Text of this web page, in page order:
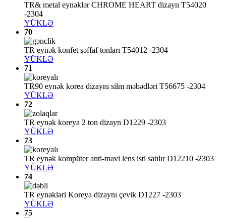
TR& metal eynəklər CHROME HEART dizayn T54020
-2304
YÜKLƏ
70
TR eynək konfet şəffaf tonları T54012 -2304
YÜKLƏ
71
TR90 eynək korea dizaynı silm məbədləri T56675 -2304
YÜKLƏ
72
TR eynək koreya 2 ton dizayn D1229 -2303
YÜKLƏ
73
TR eynək kompüter anti-mavi lens isti satılır D12210 -2303
YÜKLƏ
74
TR eynəkləri Koreya dizaynı çevik D1227 -2303
YÜKLƏ
75